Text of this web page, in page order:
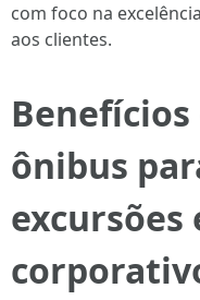
com foco na
aos clientes.
ônibus